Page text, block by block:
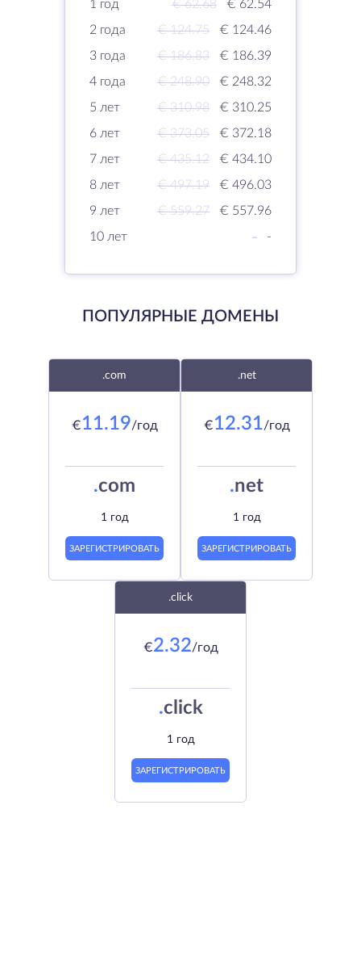
1 год € 62.68
€ 62.54
2 года
€ 124.75
€ 124.46
3 года
€ 186.83
€ 186.39
4 года
€ 248.90
€ 248.32
5 лет
€ 310.98
€ 310.25
6 лет
€ 373.05
€ 372.18
7 лет
€ 435.12
€ 434.10
8 лет
€ 497.19
€ 496.03
9 лет
€ 559.27
€ 557.96
10 лет
- -
ПОПУЛЯРНЫЕ ДОМЕНЫ
.com
€11.19/год
.com
1 год
ЗАРЕГИСТРИРОВАТЬ
.net
€12.31/год
.net
1 год
ЗАРЕГИСТРИРОВАТЬ
.click
€2.32/год
.click
1 год
ЗАРЕГИСТРИРОВАТЬ